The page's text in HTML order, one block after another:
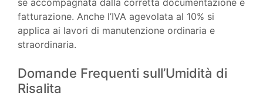
se accompagnata dalla corretta documentazione e
fatturazione. Anche l’IVA agevolata al 10% si
applica ai lavori di manutenzione ordinaria e
straordinaria.
Domande Frequenti sull’Umidità di
Risalita